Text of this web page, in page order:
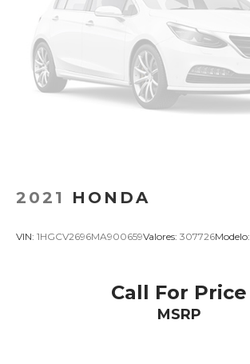
2021 HONDA
VIN: 1HGCV2696MA900659Valores: 307726Modelo:
Call For Price
MSRP